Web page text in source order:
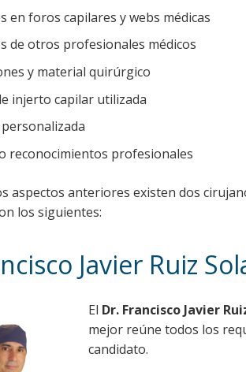
en foros capilares y webs médicas
de otros profesionales médicos
y material quirúrgico
injerto capilar utilizada
reconocimientos profesionales
aspectos anteriores existen dos
los siguientes:
Javier Ruiz
El Dr. Francisco Javier
mejor reúne todos los
candidato.